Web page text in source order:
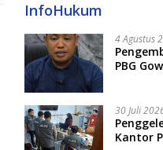
InfoHukum
4 Agustus
PBG
30 Juli
Kantor